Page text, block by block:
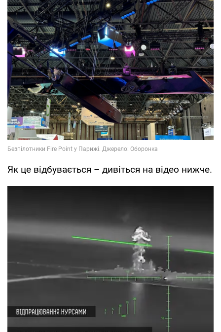
Як це відбувається – дивіться на відео нижче.